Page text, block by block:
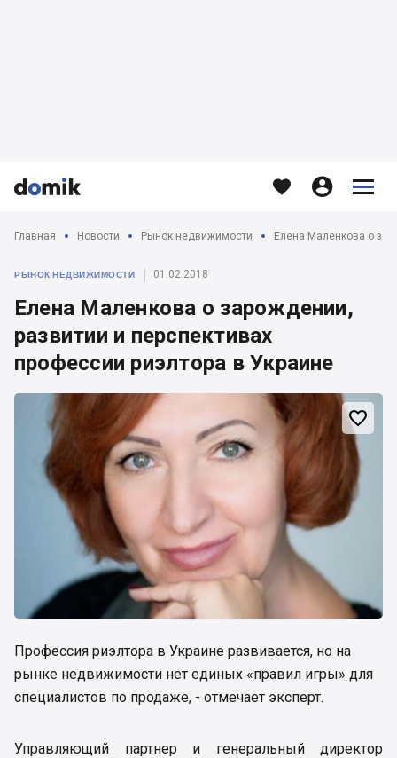


   


Главная Новости Рынок недвижимости
РЫНОК НЕДВИЖИМОСТИ 01.02.2018
Елена Маленкова о зарождении,
развитии и перспективах
профессии риэлтора в Украине

Профессия риэлтора в Украине развивается, но на
рынке недвижимости нет единых «правил игры» для
специалистов по продаже, - отмечает эксперт.
Управляющий партнер и генеральный директор